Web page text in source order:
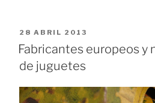
PUBLICADO
EL
28 ABRIL 2013
Fabricantes europeos y
de juguetes